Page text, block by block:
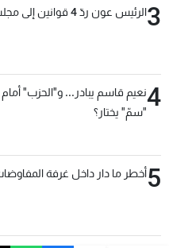
3الرئيس عون ردّ 4 قوانين إلى مجلس النواب
4نعيم قاسم يبادر... و"الحزب"
"سمّ" يختار؟
5أخطر ما دار داخل غرفة